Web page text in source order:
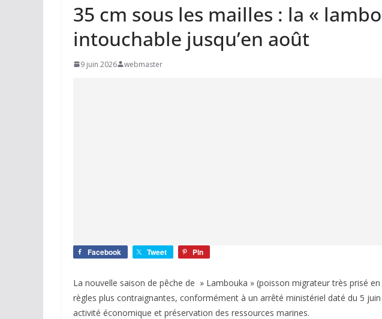
35 cm sous les mailles : la «
intouchable jusqu’en août
9 juin 2026 webmaster
Facebook Tweet Pin
La nouvelle saison de pêche de » Lambouka » (poisson migrateur très prisé
règles plus contraignantes, conformément à un arrêté ministériel daté du 5
activité économique et préservation des ressources marines.